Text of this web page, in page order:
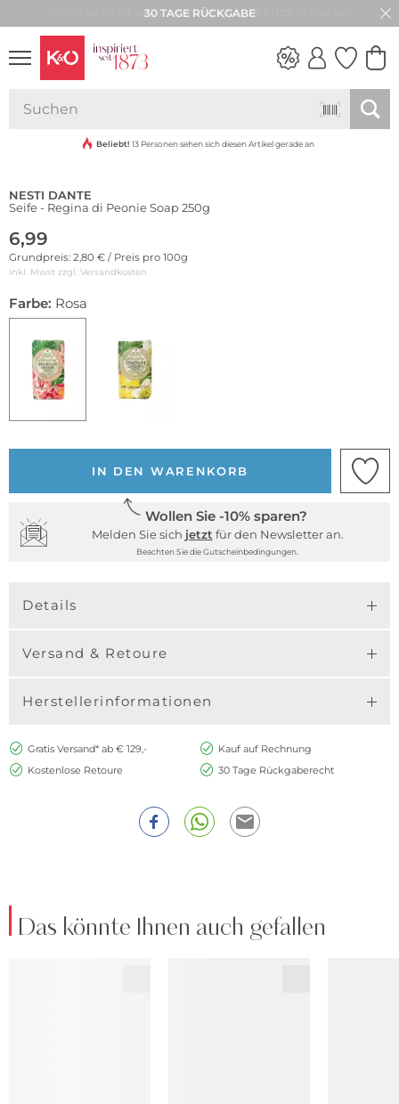
30 TAGE RÜCKGABE
VIBES
Beliebt! 13 Personen sehen sich diesen Artikel gerade an
NESTI DANTE
Seife - Regina di Peonie Soap 250g
6,99
Grundpreis: 2,80 € / Preis pro 100g
inkl. Mwst zzgl. Versandkosten
Farbe: Rosa
IN DEN WARENKORB
Wollen Sie -10% sparen?
Melden Sie sich jetzt für den Newsletter an.
Beachten Sie die Gutscheinbedingungen.
Details
Versand & Retoure
Herstellerinformationen
Gratis Versand* ab € 129,-
Kauf auf Rechnung
Kostenlose Retoure
30 Tage Rückgaberecht
Das könnte Ihnen auch gefallen